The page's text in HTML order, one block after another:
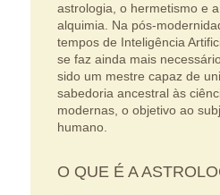
astrologia, o hermetismo e a
alquimia. Na pós-
tempos de Inteligência
se faz ainda mais
sido um mestre capaz de
sabedoria ancestral às
modernas, o objetivo ao
humano.
O QUE É A